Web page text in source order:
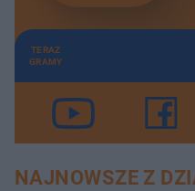
TERAZ
GRAMY
NAJNOWSZE Z